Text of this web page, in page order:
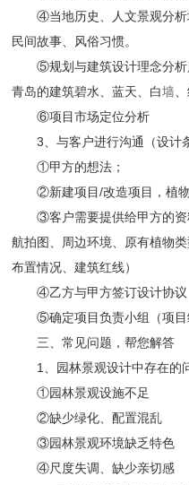
④当地历史、人文景观分
民间故事、风俗习惯。
⑤规划与建筑设计理念分析
青岛的建筑碧水、蓝天、白墙
⑥项目市场定位分析
3、与客户进行沟通（设计
①甲方的想法；
②新建项目/改造项目，植
③客户需要提供给甲方的资
航拍图、周边环境、原有植物
布置情况、建筑红线）
④乙方与甲方签订设计协
⑤确定项目负责小组（项目
三、常见问题，帮您解答
1、园林景观设计中存在的
①园林景观设施不足
②缺少绿化、配置混乱
③园林景观环境缺乏特色
④尺度失调、缺少亲切感